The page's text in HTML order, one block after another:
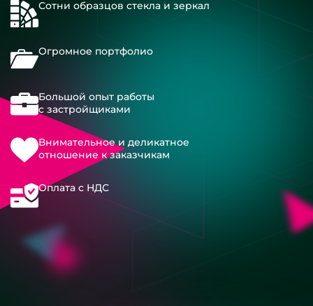
Сотни образцов стекла и зеркал
Огромное портфолио
Большой опыт работы
с застройщиками
Внимательное и деликатное
отношение к заказчикам
Оплата с НДС